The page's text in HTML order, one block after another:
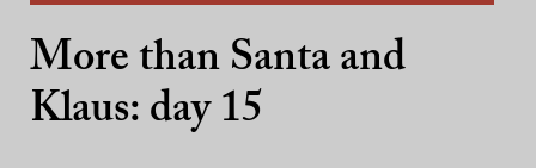
More than Santa and
Klaus: day 15